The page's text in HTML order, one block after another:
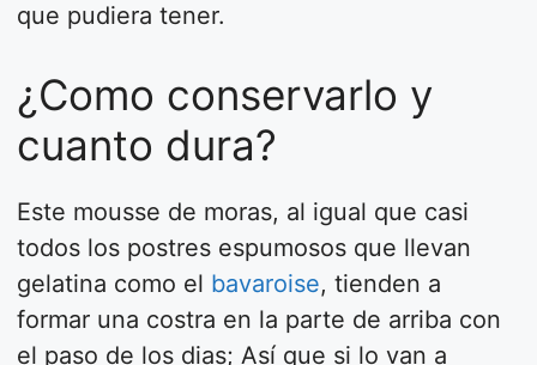
que pudiera tener.
¿Como conservarlo y
cuanto dura?
Este mousse de moras, al igual que casi
todos los postres espumosos que llevan
gelatina como el bavaroise, tienden a
formar una costra en la parte de arriba con
el paso de los dias; Así que si lo van a